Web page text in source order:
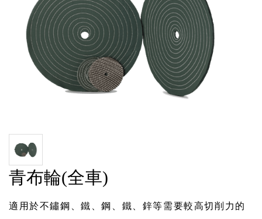
青布輪(全車)
適用於不鏽鋼、鐵、鋼、鐵、鋅等需要較高切削力的